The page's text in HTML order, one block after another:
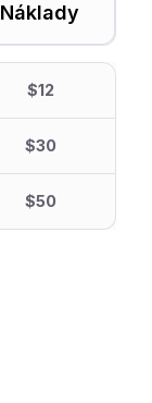
Náklady
$12
$30
$50